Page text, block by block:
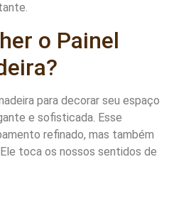
o Painel
para decorar seu espaço
e sofisticada. Esse
refinado, mas também
toca os nossos sentidos de